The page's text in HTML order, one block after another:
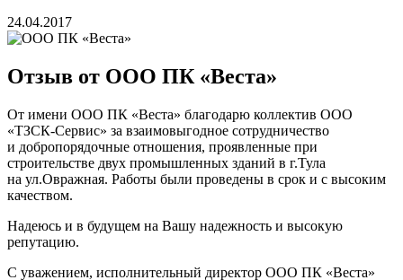
24.04.2017
Отзыв от ООО ПК «Веста»
От имени ООО ПК «Веста» благодарю коллектив ООО
«ТЗСК-Сервис» за взаимовыгодное сотрудничество
и добропорядочные отношения, проявленные при
строительстве двух промышленных зданий в г.Тула
на ул.Овражная. Работы были проведены в срок и с высоким
качеством.
Надеюсь и в будущем на Вашу надежность и высокую
репутацию.
С уважением, исполнительный директор ООО ПК «Веста»